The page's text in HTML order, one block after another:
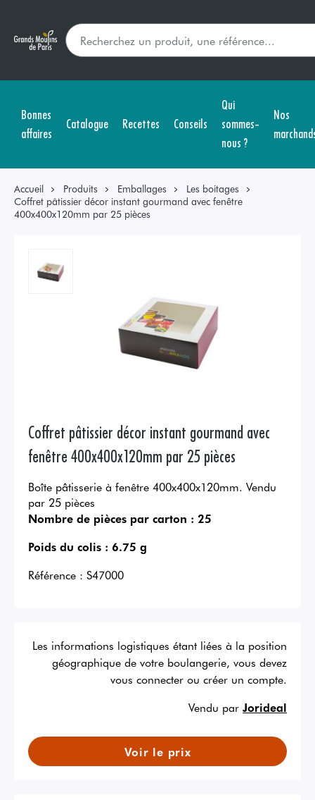
Bonnes
affaires
Catalogue Recettes Conseils
Qui
sommes-
nous ?
Nos
Accueil Produits Emballages
Les boitages
Coffret pâtissier décor instant gourmand avec fenêtre
400x400x120mm par 25 pièces
Coffret pâtissier décor instant gourmand avec
fenêtre 400x400x120mm par 25 pièces
Boîte pâtisserie à fenêtre 400x400x120mm. Vendu
par 25 pièces
Nombre de pièces par carton : 25
Poids du colis : 6.75 g
Référence : S47000
Les informations logistiques étant liées à la position
géographique de votre boulangerie, vous devez
vous connecter ou créer un compte.
Vendu par Jorideal
Voir le prix